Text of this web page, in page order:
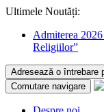
Ultimele Noutăți:
Admiterea
Religiilor”
Adresează o întrebare
Comutare navigare